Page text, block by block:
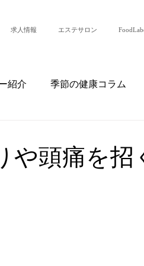
求人情報 エステサロン
紹介 季節の健康コラム
や頭痛を招